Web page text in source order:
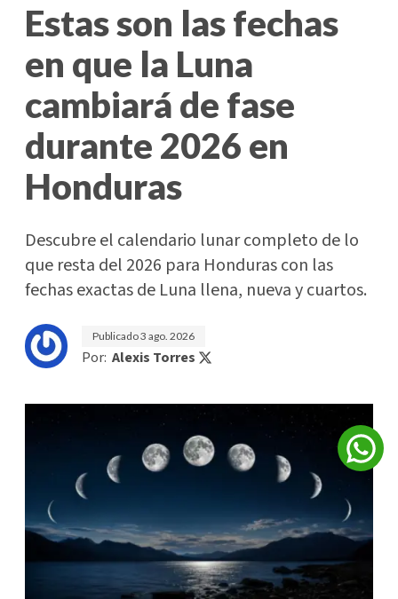
Estas son las fechas
en que la Luna
cambiará de fase
durante 2026 en
Honduras
Descubre el calendario lunar completo de lo
que resta del 2026 para Honduras con las
fechas exactas de Luna llena, nueva y cuartos.
Publicado3 ago. 2026
Por: Alexis Torres